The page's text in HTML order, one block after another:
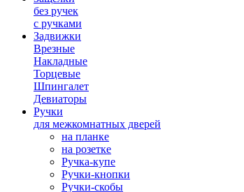
без ручек
с ручками
Задвижки
Врезные
Накладные
Торцевые
Шпингалет
Девиаторы
Ручки
для межкомнатных дверей
на планке
на розетке
Ручка-купе
Ручки-кнопки
Ручки-скобы